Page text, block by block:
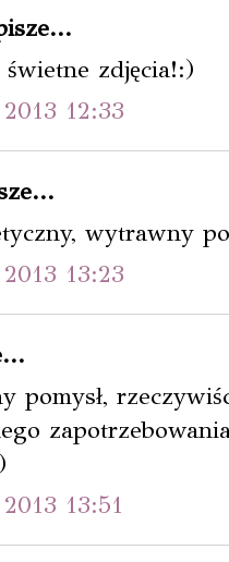
zdjęcia!:)
12:33
wytrawny
13:23
pomysł,
13:51